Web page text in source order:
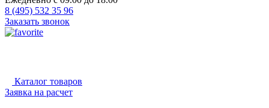
8 (495) 532 35 96
Заказать звонок
Каталог товаров
Заявка на расчет